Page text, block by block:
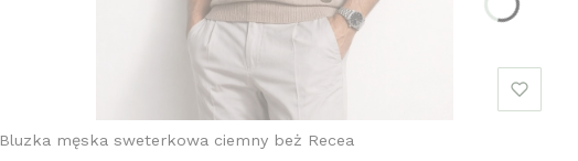
Bluzka męska sweterkowa ciemny beż Recea